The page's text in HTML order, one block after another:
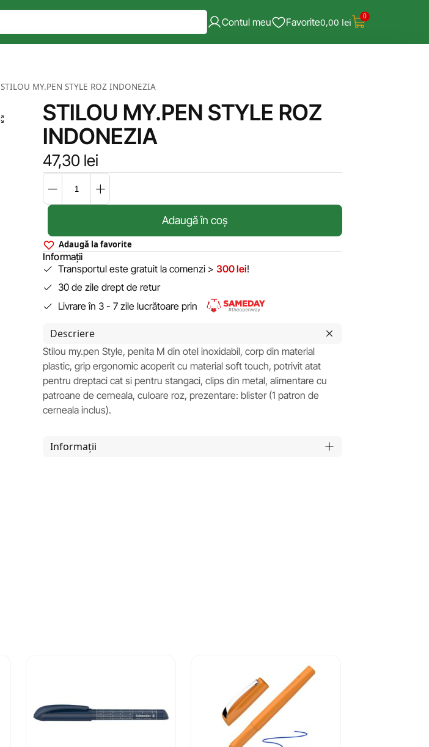
Contul meu Favorite0,00 lei 0
STILOU MY.PEN STYLE ROZ INDONEZIA
STILOU MY.PEN STYLE ROZ
INDONEZIA
47,30 lei
Adaugă în coș
Adaugă la favorite
Informații
Transportul este gratuit la comenzi > 300 lei!
30 de zile drept de retur
Livrare în 3 - 7 zile lucrătoare prin
Descriere
Stilou my.pen Style, penita M din otel inoxidabil, corp din material
plastic, grip ergonomic acoperit cu material soft touch, potrivit atat
pentru dreptaci cat si pentru stangaci, clips din metal, alimentare cu
patroane de cerneala, culoare roz, prezentare: blister (1 patron de
cerneala inclus).
Informații